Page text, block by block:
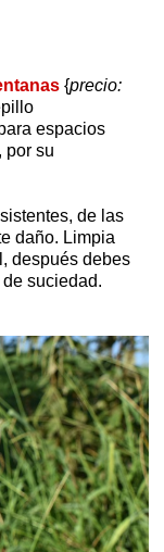
{precio:
espacios
por su
de las
daño. Limpia
después debes
suciedad.